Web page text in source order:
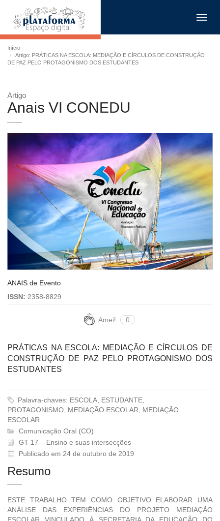
Início
Artigo: PRÁTICAS NA ESCOLA: MEDIAÇÃO E CÍRCULOS DE CONSTRUÇÃO
DE PAZ PELO PROTAGONISMO DOS ESTUDANTES
Artigo
Anais VI CONEDU
ANAIS de Evento
ISSN: 2358-8829
Amei! 0
PRÁTICAS NA ESCOLA: MEDIAÇÃO E CÍRCULOS DE
CONSTRUÇÃO DE PAZ PELO PROTAGONISMO DOS
ESTUDANTES
Palavra-chaves: ESCOLA, ESTUDANTE,
PROTAGONISMO, MEDIAÇÃO ESCOLAR, MEDIAÇÃO
ESCOLAR
Comunicação Oral (CO)
GT 17 – Ensino e suas intersecções
Publicado em 24 de outubro de 2019
Resumo
ESTE TRABALHO TEM COMO OBJETIVO ELABORAR UMA
ANÁLISE DAS EXPERIÊNCIAS DO PROJETO MEDIAÇÃO